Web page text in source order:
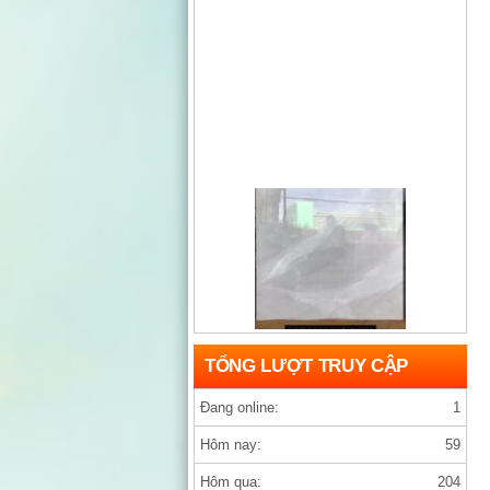
Gạch india D1200×1200 ARMANY GREY
TỔNG LƯỢT TRUY CẬP
Đang online: 1
Hôm nay: 59
Hôm qua: 204